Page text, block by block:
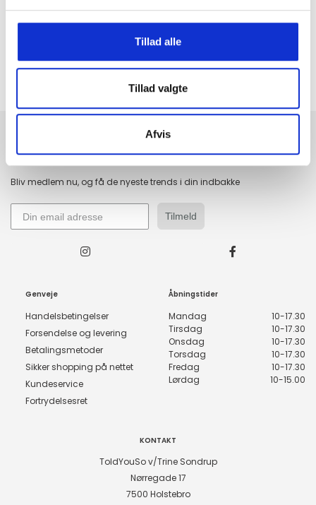
Tillad alle
Tillad valgte
Afvis
Ring på 23 37 27 84
14 DAGES fortrydelsesret
100% returret
Tilmeld dig fashion news
Bliv medlem nu, og få de nyeste trends i din indbakke
Tilmeld
Genveje
Handelsbetingelser
Forsendelse og levering
Betalingsmetoder
Sikker shopping på nettet
Kundeservice
Fortrydelsesret
Åbningstider
Mandag
10-17.30
Tirsdag
10-17.30
Onsdag
10-17.30
Torsdag
10-17.30
Fredag
10-17.30
Lørdag
10-15.00
KONTAKT
ToldYouSo v/Trine Sondrup
Nørregade 17
7500 Holstebro